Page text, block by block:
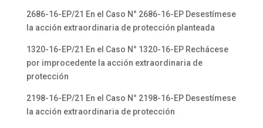
2686-16-EP/21 En el Caso N° 2686-16-EP Desestímese
la acción extraordinaria de protección planteada
1320-16-EP/21 En el Caso N° 1320-16-EP Rechácese
por improcedente la acción extraordinaria de
protección
2198-16-EP/21 En el Caso N° 2198-16-EP Desestímese
la acción extraordinaria de protección